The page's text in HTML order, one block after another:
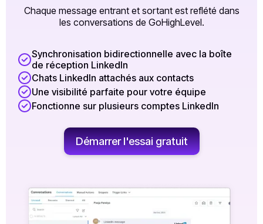
Chaque message entrant et sortant est reflété dans
les conversations de GoHighLevel.
Synchronisation bidirectionnelle avec la boîte
de réception LinkedIn
Chats LinkedIn attachés aux contacts
Une visibilité parfaite pour votre équipe
Fonctionne sur plusieurs comptes LinkedIn
Démarrer l'essai gratuit